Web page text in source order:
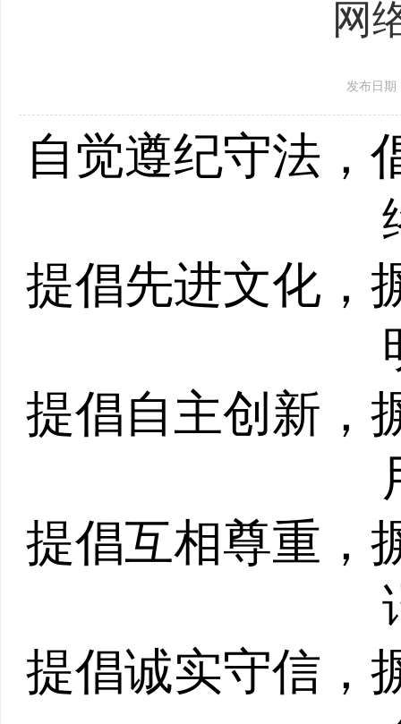
网
发布日期
自觉遵纪守法，
提倡先进文化，
提倡自主创新，
提倡互相尊重，
提倡诚实守信，